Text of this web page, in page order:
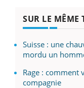
SUR LE MÊME
Suisse : une
mordu un
Rage : comment
compagnie